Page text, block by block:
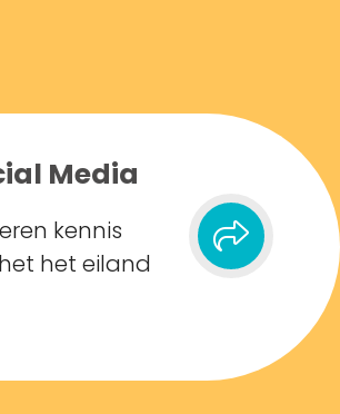
Media
kennis
het eiland